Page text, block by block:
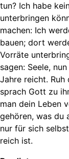
tun? Ich habe
unterbringen
machen: Ich
bauen; dort
Vorräte
sagen: Seele,
Jahre reicht.
sprach Gott zu
man dein Leben
gehören, was du
nur für sich
reich ist.